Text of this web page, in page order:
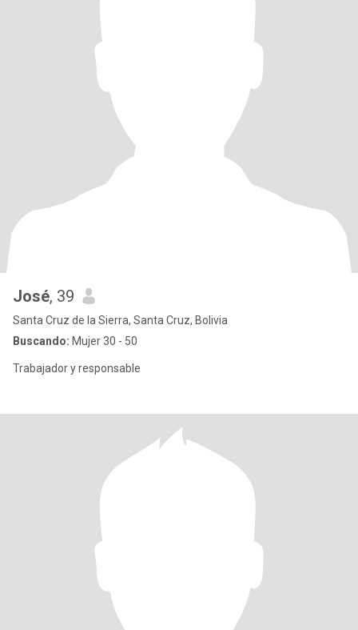
José, 39
Santa Cruz de la Sierra, Santa Cruz, Bolivia
Buscando: Mujer 30 - 50
Trabajador y responsable